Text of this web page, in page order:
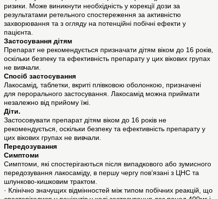
ризики. Може виникнути необхідність у корекції дози за
результатами ретельного спостереження за активністю
захворювання та з огляду на потенційні побічні ефекти у
пацієнта.
Застосування дітям
Препарат не рекомендується призначати дітям віком до 16 років,
оскільки безпеку та ефективність препарату у цих вікових групах
не вивчали.
Спосіб застосування
Лакосамід, таблетки, вкриті плівковою оболонкою, призначені
для перорального застосування. Лакосамід можна приймати
незалежно від прийому їжі.
Діти.
Застосовувати препарат дітям віком до 16 років не
рекомендується, оскільки безпеку та ефективність препарату у
цих вікових групах не вивчали.
Передозування
Симптоми
Симптоми, які спостерігаються після випадкового або зумисного
передозування лакосаміду, в першу чергу пов’язані з ЦНС та
шлунково-кишковим трактом.
· Клінічно значущих відмінностей між типом побічних реакцій, що